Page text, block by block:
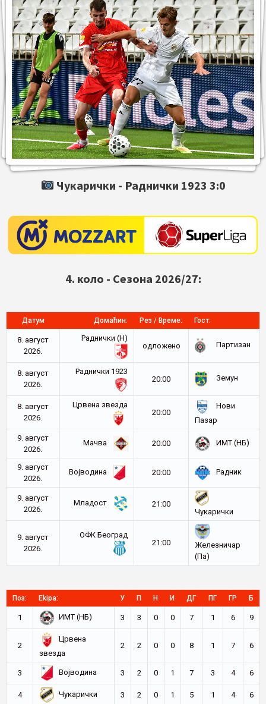
Чукарички - Раднички 1923 3:0
4. коло - Сезона 2026/27:
Датум Домаћин: Рез / Време: Гост:
8. август
2026.
Раднички (Н)
oдложено
Партизан
8. август
2026.
Раднички 1923
20:00
Земун
8. август
2026.
Црвена звезда
20:00
Нови
Пазар
9. август
2026.
Мачва 20:00 ИМТ (НБ)
9. август
2026.
Војводина 20:00 Радник
9. август
2026.
Младост
21:00
Чукарички
9. август
2026.
ОФК Београд
21:00
Железничар
(Па)
Поз: Ekipa: У П Н И ДГ ПГ ГР Б
1 ИМТ (НБ) 3 3 0 0 7 1 6 9
2
Црвена
звезда
2 2 0 0 8 1 7 6
3 Војводина 3 2 0 1 7 3 4 6
4 Чукарички 3 2 0 1 5 1 4 6